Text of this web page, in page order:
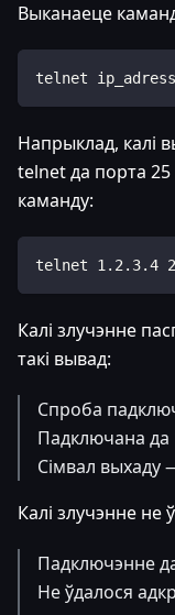
Выканаеце
telnet
Напрыклад, калі
telnet да порта
каманду:
telnet 1.2.3.4
Калі злучэнне
такі вывад:
Спроба
Падключана да
Сімвал выхаду
Калі злучэнне не
Падключэнне
Не ўдалося